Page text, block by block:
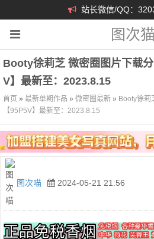
站长微信/QQ：
图次猫
Booty徐莉芝 微密圈图片下载
V】最新至：2023.8.15
首页 » 最新单期作品 » 微密圈最新 » Booty徐莉
【95P5V】最新至：2023.8.15
图次喵 2024-05-21 21:56